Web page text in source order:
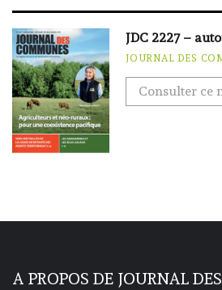
JDC 2227 –
JOURNAL DES
Consulter ce
A PROPOS DE JOURNAL